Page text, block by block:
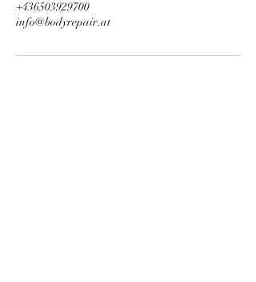
+436503929700
info@bodyrepair.at